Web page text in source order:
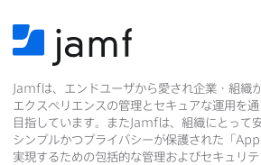
Jamfは、​エンドユーザから​愛され企業・組織
エクスペリエンスの​管理と​セキュアな​運用を​
目指しています。​また Jamfは、​組織に​とって​
シンプルかつプライバシーが​保護された​「
実現する​ための​包括的な​管理および​セキュリ